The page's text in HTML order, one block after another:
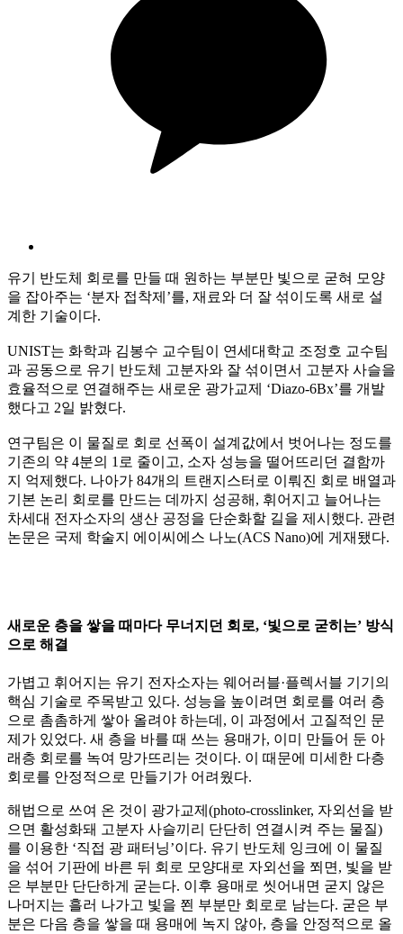
유기 반도체 회로를 만들 때 원하는 부분만 빛으로 굳혀 모양
을 잡아주는 ‘분자 접착제’를, 재료와 더 잘 섞이도록 새로 설
계한 기술이다.
UNIST는 화학과 김봉수 교수팀이 연세대학교 조정호 교수팀
과 공동으로 유기 반도체 고분자와 잘 섞이면서 고분자 사슬을
효율적으로 연결해주는 새로운 광가교제 ‘Diazo-6Bx’를 개발
했다고 2일 밝혔다.
연구팀은 이 물질로 회로 선폭이 설계값에서 벗어나는 정도를
기존의 약 4분의 1로 줄이고, 소자 성능을 떨어뜨리던 결함까
지 억제했다. 나아가 84개의 트랜지스터로 이뤄진 회로 배열과
기본 논리 회로를 만드는 데까지 성공해, 휘어지고 늘어나는
차세대 전자소자의 생산 공정을 단순화할 길을 제시했다. 관련
논문은 국제 학술지 에이씨에스 나노(ACS Nano)에 게재됐다.
새로운 층을 쌓을 때마다 무너지던 회로, ‘빛으로 굳히는’ 방식
으로 해결
가볍고 휘어지는 유기 전자소자는 웨어러블·플렉서블 기기의
핵심 기술로 주목받고 있다. 성능을 높이려면 회로를 여러 층
으로 촘촘하게 쌓아 올려야 하는데, 이 과정에서 고질적인 문
제가 있었다. 새 층을 바를 때 쓰는 용매가, 이미 만들어 둔 아
래층 회로를 녹여 망가뜨리는 것이다. 이 때문에 미세한 다층
회로를 안정적으로 만들기가 어려웠다.
해법으로 쓰여 온 것이 광가교제(photo-crosslinker, 자외선을 받
으면 활성화돼 고분자 사슬끼리 단단히 연결시켜 주는 물질)
를 이용한 ‘직접 광 패터닝’이다. 유기 반도체 잉크에 이 물질
을 섞어 기판에 바른 뒤 회로 모양대로 자외선을 쬐면, 빛을 받
은 부분만 단단하게 굳는다. 이후 용매로 씻어내면 굳지 않은
나머지는 흘러 나가고 빛을 쬔 부분만 회로로 남는다. 굳은 부
분은 다음 층을 쌓을 때 용매에 녹지 않아, 층을 안정적으로 올